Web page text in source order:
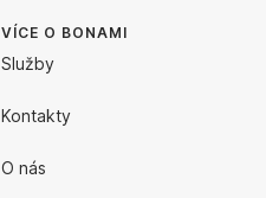
VÍCE O BONAMI
Služby
Kontakty
O nás